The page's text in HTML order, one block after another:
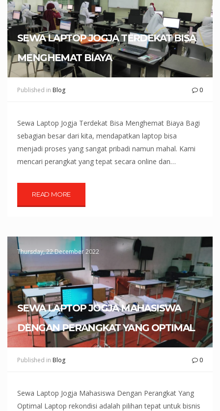
SEWA LAPTOP JOGJA TERDEKAT BISA
MENGHEMAT BIAYA
Published in Blog 0
Sewa Laptop Jogja Terdekat Bisa Menghemat Biaya Bagi
sebagian besar dari kita, mendapatkan laptop bisa
menjadi proses yang sangat pribadi namun mahal. Kami
mencari perangkat yang tepat secara online dan…
READ MORE
SEWA LAPTOP JOGJA MAHASISWA
DENGAN PERANGKAT YANG OPTIMAL
Thursday, 22 December 2022
Published in Blog 0
Sewa Laptop Jogja Mahasiswa Dengan Perangkat Yang
Optimal Laptop rekondisi adalah pilihan tepat untuk bisnis